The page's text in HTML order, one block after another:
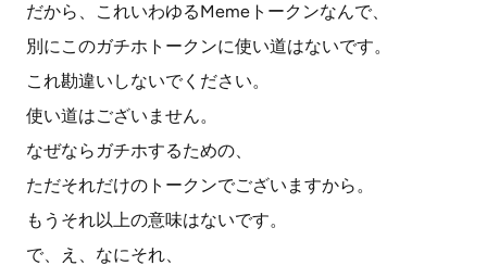
だから、これいわゆるMemeトークンなんで、
別にこのガチホトークンに使い道はないです。
これ勘違いしないでください。
使い道はございません。
なぜならガチホするための、
ただそれだけのトークンでございますから。
もうそれ以上の意味はないです。
で、え、なにそれ、